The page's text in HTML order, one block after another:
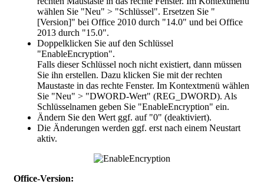
wählen Sie "Neu" > "Schlüssel". Ersetzen Sie "
[Version]" bei Office 2010 durch "14.0" und bei Office
2013 durch "15.0".
Doppelklicken Sie auf den Schlüssel
"EnableEncryption".
Falls dieser Schlüssel noch nicht existiert, dann müssen
Sie ihn erstellen. Dazu klicken Sie mit der rechten
Maustaste in das rechte Fenster. Im Kontextmenü wählen
Sie "Neu" > "DWORD-Wert" (REG_DWORD). Als
Schlüsselnamen geben Sie "EnableEncryption" ein.
Ändern Sie den Wert ggf. auf "0" (deaktiviert).
Die Änderungen werden ggf. erst nach einem Neustart
aktiv.
Office-Version: